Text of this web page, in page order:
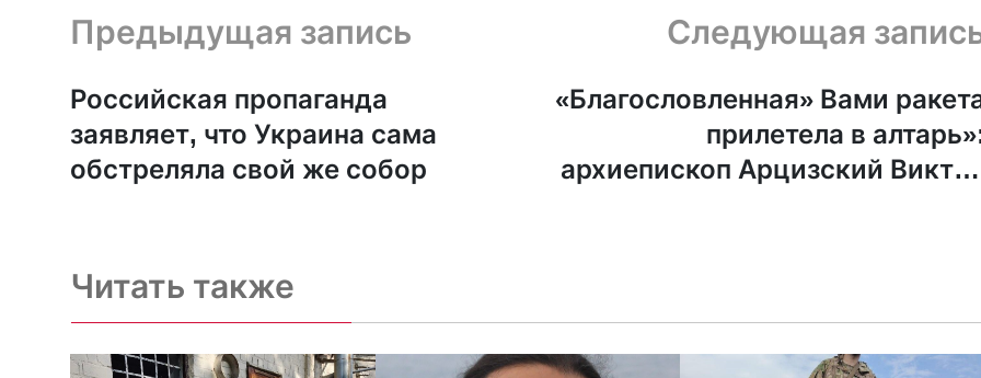
Предыдущая запись и следующая запись
Предыдущая запись
Российская пропаганда
заявляет, что Украина сама
обстреляла свой же собор
Следующая
«Благословленная» Вами
прилетела в
архиепископ Арцизский Виктор
Читать также